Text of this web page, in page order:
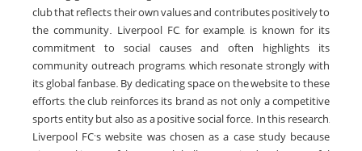
club that reflects their own values and contributes positively to
the community. Liverpool FC, for example, is known for its
commitment to social causes and often highlights its
community outreach programs, which resonate strongly with
its global fanbase. By dedicating space on the website to these
efforts, the club reinforces its brand as not only a competitive
sports entity but also as a positive social force. In this research,
Liverpool FC’s website was chosen as a case study because